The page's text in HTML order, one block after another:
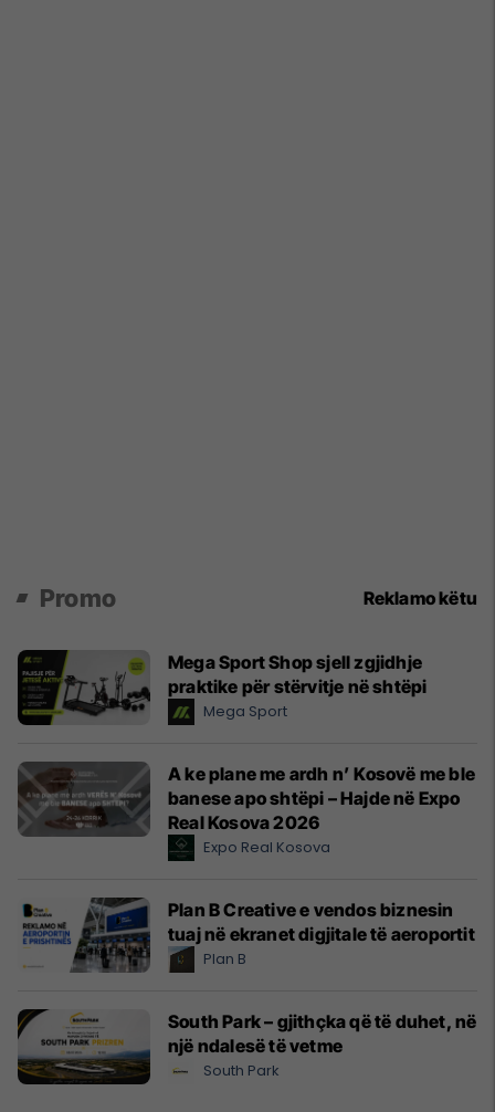
Promo Reklamo këtu
Mega Sport Shop sjell zgjidhje
praktike për stërvitje në shtëpi
Mega Sport
A ke plane me ardh n’ Kosovë me ble
banese apo shtëpi – Hajde në Expo
Real Kosova 2026
Expo Real Kosova
Plan B Creative e vendos biznesin
tuaj në ekranet digjitale të aeroportit
Plan B
South Park – gjithçka që të duhet, në
një ndalesë të vetme
South Park